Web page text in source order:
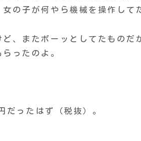
の子が何やら機械を操作して
、またボーッとしてたものだ
ったのよ。
だったはず（税抜）。